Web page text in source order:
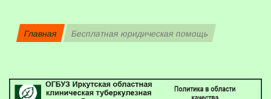
Главная Бесплатная юридическая помощь